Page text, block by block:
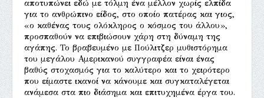
αποτυπώνει εδώ με τόλμη ένα μέλλον χωρίς ελπίδα
για το ανθρώπινο είδος, στο οποίο πατέρας και γιος,
«ο καθένας τους ολόκληρος ο κόσμος του άλλου»,
προσπαθούν να επιβιώσουν χάρη στη δύναμη της
αγάπης. Το βραβευμένο με Πούλιτζερ μυθιστόρημα
του μεγάλου Αμερικανού συγγραφέα είναι ένας
βαθύς στοχασμός για το καλύτερο και το χειρότερο
που είμαστε ικανοί να κάνουμε και συγκαταλέγεται
ανάμεσα στα πιο διάσημα και επιτυχημένα έργα του.